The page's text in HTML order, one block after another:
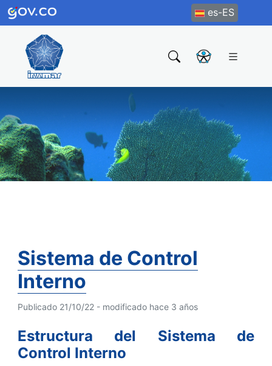
es-ES
Sistema de Control
Interno
Publicado 21/10/22 - modificado hace 3 años
Estructura del Sistema de
Control Interno